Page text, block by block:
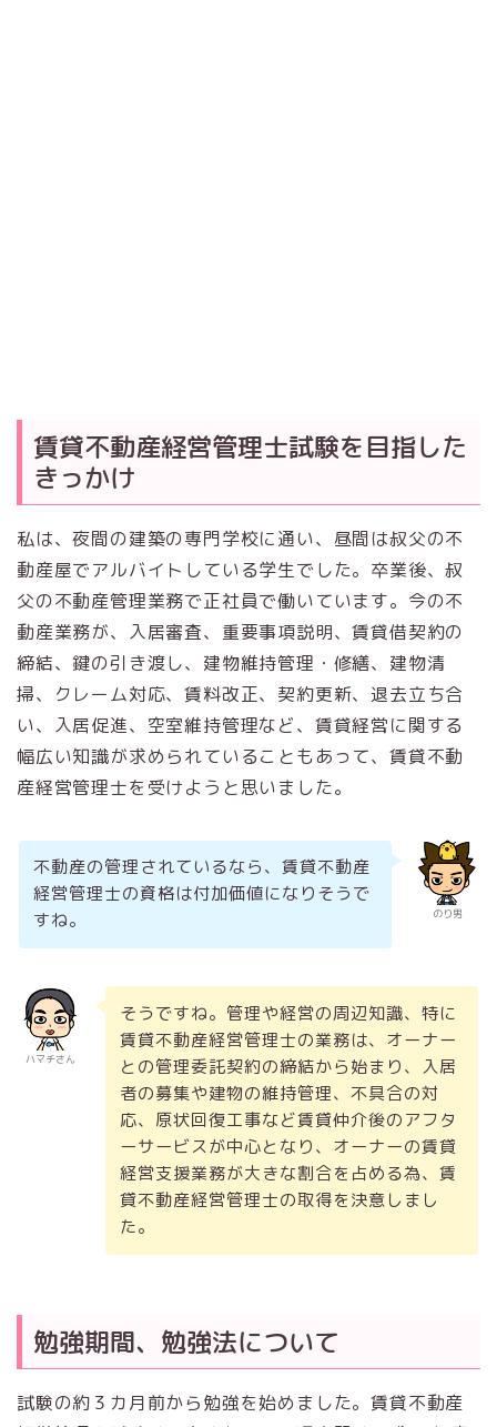
賃貸不動産経営管理士試験を目指した
きっかけ
私は、夜間の建築の専門学校に通い、昼間は叔父の不
動産屋でアルバイトしている学生でした。卒業後、叔
父の不動産管理業務で正社員で働いています。今の不
動産業務が、入居審査、重要事項説明、賃貸借契約の
締結、鍵の引き渡し、建物維持管理・修繕、建物清
掃、クレーム対応、賃料改正、契約更新、退去立ち合
い、入居促進、空室維持管理など、賃貸経営に関する
幅広い知識が求められていることもあって、賃貸不動
産経営管理士を受けようと思いました。
のり男
不動産の管理されているなら、賃貸不動産
経営管理士の資格は付加価値になりそうで
すね。
ハマチさん
そうですね。管理や経営の周辺知識、特に
賃貸不動産経営管理士の業務は、オーナー
との管理委託契約の締結から始まり、入居
者の募集や建物の維持管理、不具合の対
応、原状回復工事など賃貸仲介後のアフタ
ーサービスが中心となり、オーナーの賃貸
経営支援業務が大きな割合を占める為、賃
貸不動産経営管理士の取得を決意しまし
た。
勉強期間、勉強法について
試験の約３カ月前から勉強を始めました。賃貸不動産